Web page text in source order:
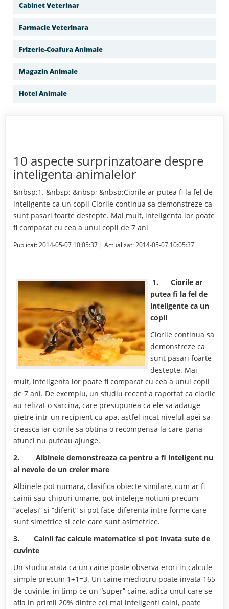
Cabinet Veterinar
Farmacie Veterinara
Frizerie-Coafura Animale
Magazin Animale
Hotel Animale
10 aspecte surprinzatoare despre
inteligenta animalelor
&nbsp;1. &nbsp; &nbsp; &nbsp;Ciorile ar putea fi la fel de
inteligente ca un copil Ciorile continua sa demonstreze ca
sunt pasari foarte destepte. Mai mult, inteligenta lor poate
fi comparat cu cea a unui copil de 7 ani
Publicat: 2014-05-07 10:05:37 | Actualizat: 2014-05-07 10:05:37
1. Ciorile ar
putea fi la fel de
inteligente ca un
copil
Ciorile continua sa
demonstreze ca
sunt pasari foarte
destepte. Mai
mult, inteligenta lor poate fi comparat cu cea a unui copil
de 7 ani. De exemplu, un studiu recent a raportat ca ciorile
au relizat o sarcina, care presupunea ca ele sa adauge
pietre intr-un recipient cu apa, astfel incat nivelul apei sa
creasca iar ciorile sa obtina o recompensa la care pana
atunci nu puteau ajunge.
2. Albinele demonstreaza ca pentru a fi inteligent nu
ai nevoie de un creier mare
Albinele pot numara, clasifica obiecte similare, cum ar fi
cainii sau chipuri umane, pot intelege notiuni precum
“acelasi” si “diferit” si pot face diferenta intre forme care
sunt simetrice si cele care sunt asimetrice.
3. Cainii fac calcule matematice si pot invata sute de
cuvinte
Un studiu arata ca un caine poate observa erori in calcule
simple precum 1+1=3. Un caine mediocru poate invata 165
de cuvinte, in timp ce un “super” caine, adica unul care se
afla in primii 20% dintre cei mai inteligenti caini, poate